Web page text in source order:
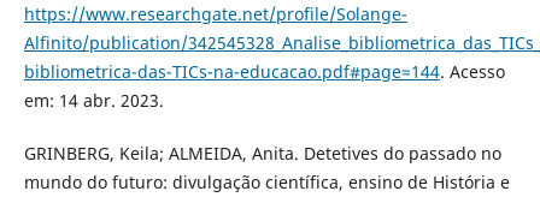
https://www.researchgate.net/profile/Solange-
Alfinito/publication/
bibliometrica-das-TICs-na-educacao.pdf#page=144. Acesso
em: 14 abr. 2023.
GRINBERG, Keila; ALMEIDA, Anita. Detetives do passado no
mundo do futuro: divulgação científica, ensino de História e